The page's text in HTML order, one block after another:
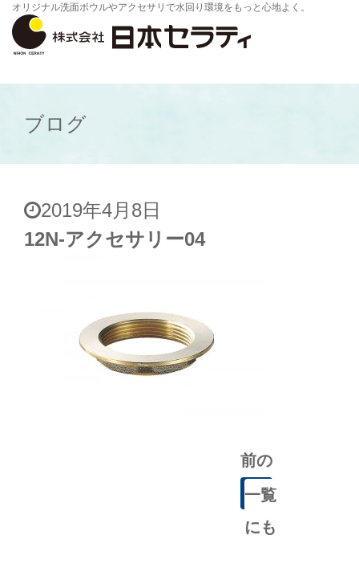
オリジナル洗面ボウルやアクセサリで水回り環境をもっと心地よく。
ブログ
2019年4月8日
12N-アクセサリー04
前の
記事
一覧
にも